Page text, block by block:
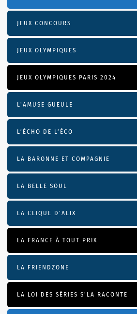
JEUX CONCOURS
JEUX OLYMPIQUES
JEUX OLYMPIQUES PARIS 2024
L'AMUSE GUEULE
L’ÉCHO DE L’ÉCO
LA BARONNE ET COMPAGNIE
LA BELLE SOUL
LA CLIQUE D'ALIX
LA FRANCE À TOUT PRIX
LA FRIENDZONE
LA LOI DES SÉRIES S'LA RACONTE